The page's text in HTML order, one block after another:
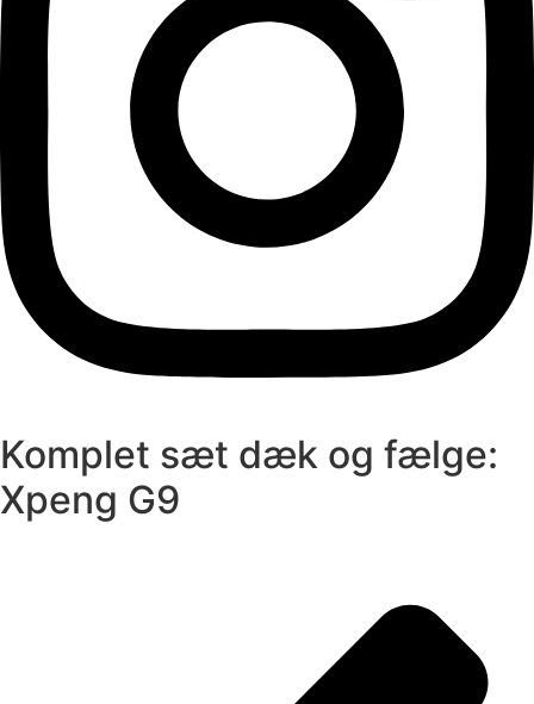
Komplet sæt dæk og fælge:
Xpeng G9